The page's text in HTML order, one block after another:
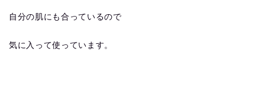
自分の肌にも合っているので
気に入って使っています。